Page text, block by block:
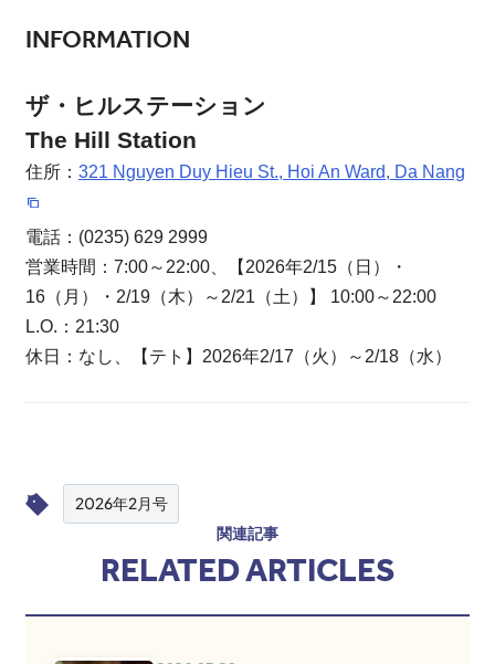
INFORMATION
ザ・ヒルステーション
The Hill Station
住所： 321 Nguyen Duy Hieu St., Hoi An Ward, Da Nang
電話：(0235) 629 2999
営業時間：7:00～22:00、【2026年2/15（日）・
16（月）・2/19（木）～2/21（土）】 10:00～22:00
L.O.：21:30
休日：なし、【テト】2026年2/17（火）～2/18（水）
2026年2月号
関連記事
RELATED ARTICLES